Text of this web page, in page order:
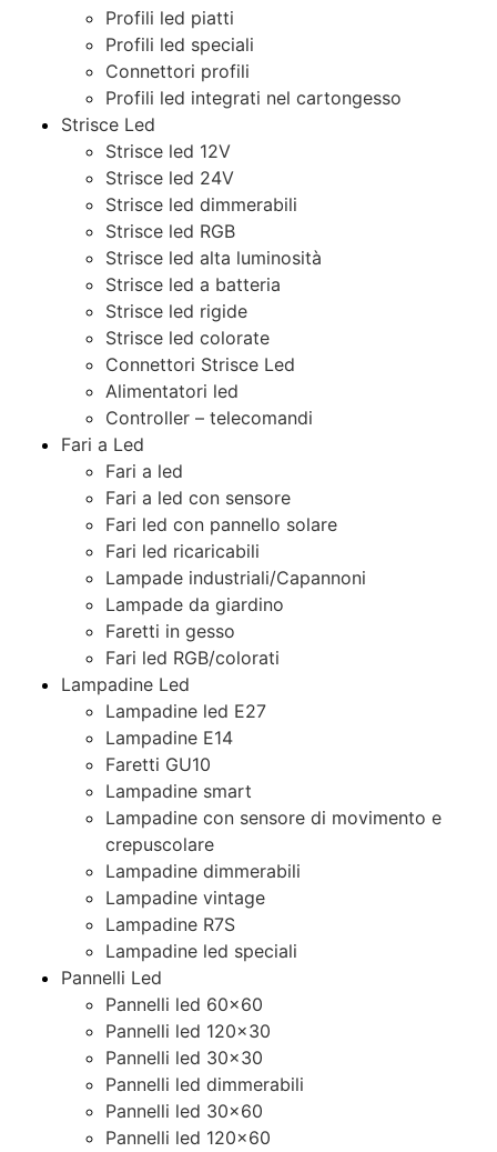
Profili led piatti
Profili led speciali
Connettori profili
Profili led integrati nel cartongesso
Strisce Led
Strisce led 12V
Strisce led 24V
Strisce led dimmerabili
Strisce led RGB
Strisce led alta luminosità
Strisce led a batteria
Strisce led rigide
Strisce led colorate
Connettori Strisce Led
Alimentatori led
Controller – telecomandi
Fari a Led
Fari a led
Fari a led con sensore
Fari led con pannello solare
Fari led ricaricabili
Lampade industriali/Capannoni
Lampade da giardino
Faretti in gesso
Fari led RGB/colorati
Lampadine Led
Lampadine led E27
Lampadine E14
Faretti GU10
Lampadine smart
Lampadine con sensore di movimento e
crepuscolare
Lampadine dimmerabili
Lampadine vintage
Lampadine R7S
Lampadine led speciali
Pannelli Led
Pannelli led 60×60
Pannelli led 120×30
Pannelli led 30×30
Pannelli led dimmerabili
Pannelli led 30×60
Pannelli led 120×60